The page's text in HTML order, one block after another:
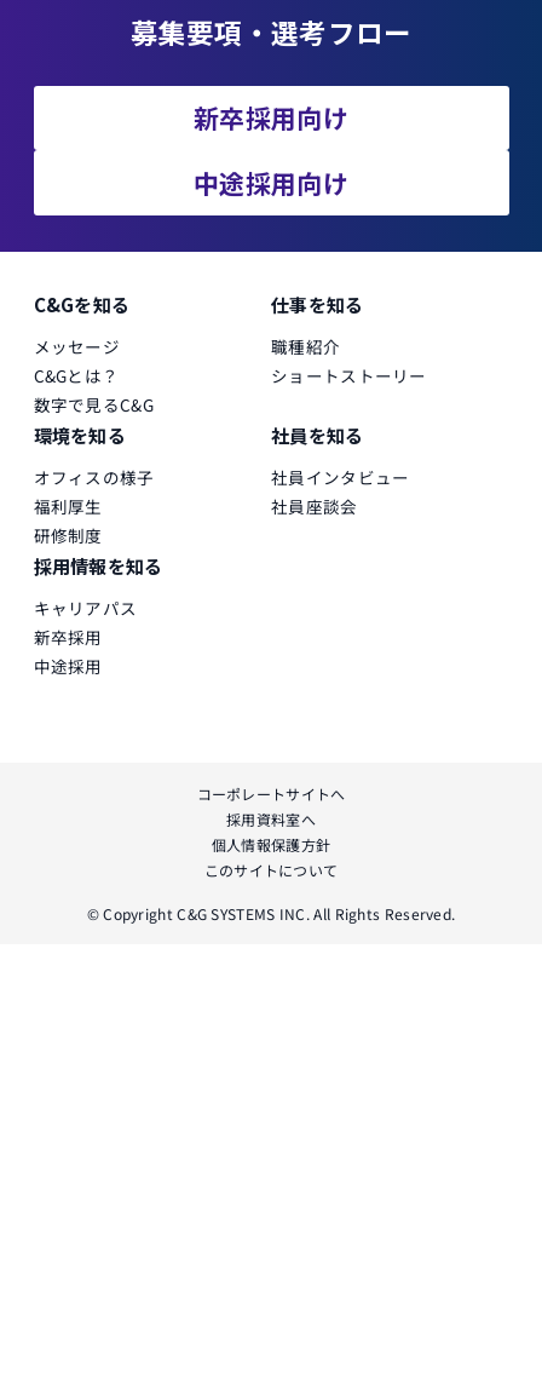
募集要項・選考フロー
新卒採用向け
中途採用向け
C&Gを知る
メッセージ
C&Gとは？
数字で見るC&G
仕事を知る
職種紹介
ショートストーリー
環境を知る
オフィスの様子
福利厚生
研修制度
社員を知る
社員インタビュー
社員座談会
採用情報を知る
キャリアパス
新卒採用
中途採用
コーポレートサイトへ
採用資料室へ
個人情報保護方針
このサイトについて
© Copyright C&G SYSTEMS INC. All Rights Reserved.